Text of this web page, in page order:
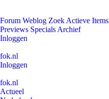
Forum Weblog Zoek Actieve Items
Previews Specials Archief
Inloggen
fok.nl
Inloggen
fok.nl
Actueel